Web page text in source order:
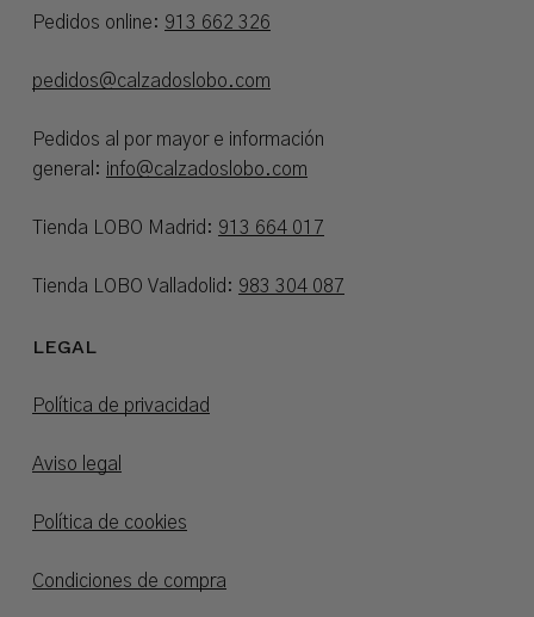
Pedidos online: 913 662 326
pedidos@calzadoslobo.com
Pedidos al por mayor e información
general: info@calzadoslobo.com
Tienda LOBO Madrid: 913 664 017
Tienda LOBO Valladolid: 983 304 087
LEGAL
Política de privacidad
Aviso legal
Política de cookies
Condiciones de compra